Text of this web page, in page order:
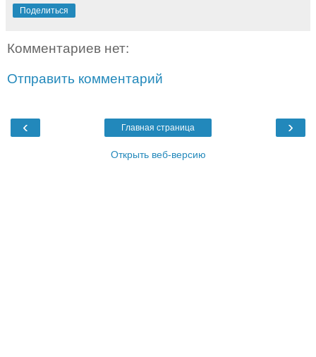
Поделиться
Комментариев нет:
Отправить комментарий
‹ ›
Главная страница
Открыть веб-версию